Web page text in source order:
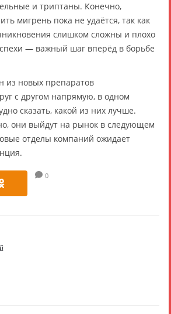
и триптаны. Конечно,
мигрень пока не удаётся, так как
слишком сложны и плохо
— важный шаг вперёд в борьбе
из новых препаратов
с другом напрямую, в одном
сказать, какой из них лучше.
они выйдут на рынок в следующем
отделы компаний ожидает
0